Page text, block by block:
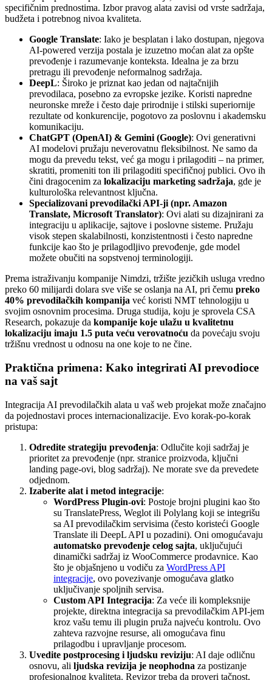
specifičnim prednostima. Izbor pravog alata zavisi od vrste sadržaja,
budžeta i potrebnog nivoa kvaliteta.
Google Translate: Iako je besplatan i lako dostupan, njegova
AI-powered verzija postala je izuzetno moćan alat za opšte
prevođenje i razumevanje konteksta. Idealna je za brzu
pretragu ili prevođenje neformalnog sadržaja.
DeepL: Široko je priznat kao jedan od najtačnijih
prevodilaca, posebno za evropske jezike. Koristi napredne
neuronske mreže i često daje prirodnije i stilski superiornije
rezultate od konkurencije, pogotovo za poslovnu i akademsku
komunikaciju.
ChatGPT (OpenAI) & Gemini (Google): Ovi generativni
AI modelovi pružaju neverovatnu fleksibilnost. Ne samo da
mogu da prevedu tekst, već ga mogu i prilagoditi – na primer,
skratiti, promeniti ton ili prilagoditi specifičnoj publici. Ovo ih
čini dragocenim za lokalizaciju marketing sadržaja, gde je
kulturološka relevantnost ključna.
Specializovani prevodilački API-ji (npr. Amazon
Translate, Microsoft Translator): Ovi alati su dizajnirani za
integraciju u aplikacije, sajtove i poslovne sisteme. Pružaju
visok stepen skalabilnosti, konzistentnosti i često napredne
funkcije kao što je prilagodljivo prevođenje, gde model
možete obučiti na sopstvenoj terminologiji.
Prema istraživanju kompanije Nimdzi, tržište jezičkih usluga vredno
preko 60 milijardi dolara sve više se oslanja na AI, pri čemu preko
40% prevodilačkih kompanija već koristi NMT tehnologiju u
svojim osnovnim procesima. Druga studija, koju je sprovela CSA
Research, pokazuje da kompanije koje ulažu u kvalitetnu
lokalizaciju imaju 1.5 puta veću verovatnoću da povećaju svoju
tržišnu vrednost u odnosu na one koje to ne čine.
Praktična primena: Kako integrirati AI prevodioce
na vaš sajt
Integracija AI prevodilačkih alata u vaš web projekat može značajno
da pojednostavi proces internacionalizacije. Evo korak-po-korak
pristupa:
Odredite strategiju prevođenja: Odlučite koji sadržaj je
prioritet za prevođenje (npr. stranice proizvoda, ključni
landing page-ovi, blog sadržaj). Ne morate sve da prevedete
odjednom.
Izaberite alat i metod integracije:
WordPress Plugin-ovi: Postoje brojni plugini kao što
su TranslatePress, Weglot ili Polylang koji se integrišu
sa AI prevodilačkim servisima (često koristeći Google
Translate ili DeepL API u pozadini). Oni omogućavaju
automatsko prevođenje celog sajta, uključujući
dinamički sadržaj iz WooCommerce prodavnice. Kao
što je objašnjeno u vodiču za WordPress API
integracije, ovo povezivanje omogućava glatko
uključivanje spoljnih servisa.
Custom API Integracija: Za veće ili kompleksnije
projekte, direktna integracija sa prevodilačkim API-jem
kroz vašu temu ili plugin pruža najveću kontrolu. Ovo
zahteva razvojne resurse, ali omogućava finu
prilagodbu i upravljanje procesom.
Uvedite postprocesing i ljudsku reviziju: AI daje odličnu
osnovu, ali ljudska revizija je neophodna za postizanje
profesionalnog kvaliteta. Revizor treba da proveri tačnost,